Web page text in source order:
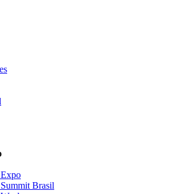
Brasil